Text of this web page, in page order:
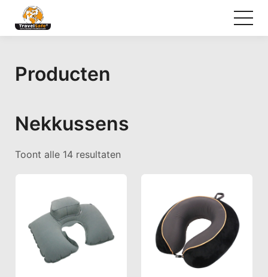
Producten
Nekkussens
Toont alle 14 resultaten